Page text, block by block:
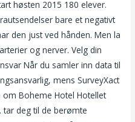
høsten 2015 180 elever.
bare et negativt
den just ved hånden. Men la
og nerver. Velg din
Når du samler inn data til
mens SurveyXact
Boheme Hotel Hotellet
tar deg til de berømte